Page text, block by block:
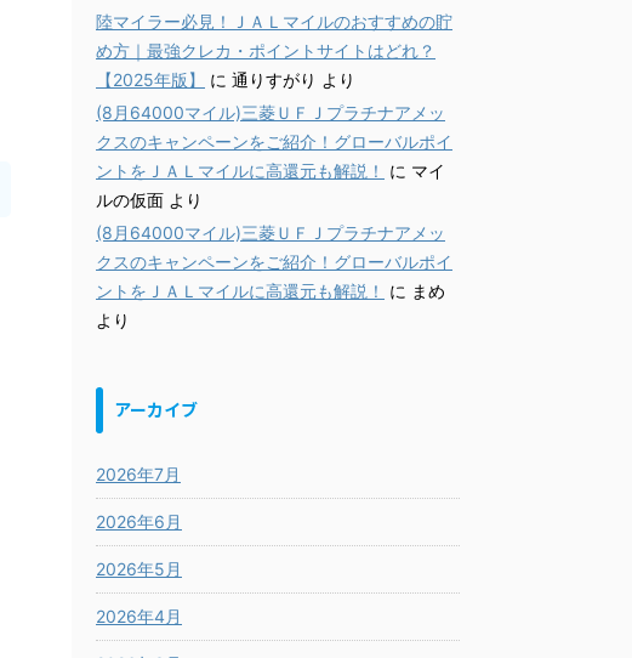
陸マイラー必見！ＪＡＬマイルのおすすめの貯
め方｜最強クレカ・ポイントサイトはどれ？
【2025年版】
に 通りすがり より
(8月64000マイル)三菱ＵＦＪプラチナアメッ
クスのキャンペーンをご紹介！グローバルポイ
ントをＪＡＬマイルに高還元も解説！
に マイ
ルの仮面 より
(8月64000マイル)三菱ＵＦＪプラチナアメッ
クスのキャンペーンをご紹介！グローバルポイ
ントをＪＡＬマイルに高還元も解説！
に まめ
より
アーカイブ
2026年7月
2026年6月
2026年5月
2026年4月